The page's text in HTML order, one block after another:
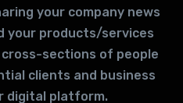
your company news
your products/services
sections of people
clients and business
digital platform.